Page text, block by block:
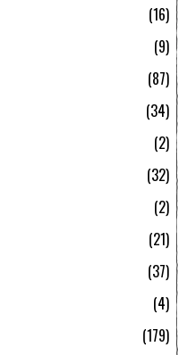
16
9
87
34
2
32
2
21
37
4
179